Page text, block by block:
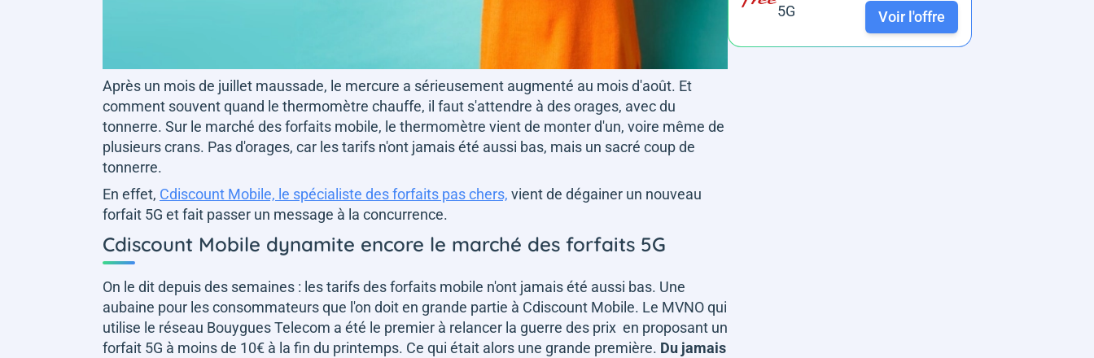
Après un mois de juillet maussade, le mercure a sérieusement augmenté au mois d'août. Et
comment souvent quand le thermomètre chauffe, il faut s'attendre à des orages, avec du
tonnerre. Sur le marché des forfaits mobile, le thermomètre vient de monter d'un, voire même de
plusieurs crans. Pas d'orages, car les tarifs n'ont jamais été aussi bas, mais un sacré coup de
tonnerre.
En effet, Cdiscount Mobile, le spécialiste des forfaits pas chers, vient de dégainer un nouveau
forfait 5G et fait passer un message à la concurrence.
Cdiscount Mobile dynamite encore le marché des forfaits 5G
On le dit depuis des semaines : les tarifs des forfaits mobile n'ont jamais été aussi bas. Une
aubaine pour les consommateurs que l'on doit en grande partie à Cdiscount Mobile. Le MVNO qui
utilise le réseau Bouygues Telecom a été le premier à relancer la guerre des prix en proposant un
forfait 5G à moins de 10€ à la fin du printemps. Ce qui était alors une grande première. Du jamais
5G
Voir l'offre